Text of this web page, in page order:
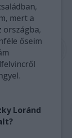
mert a
országba,
őseim
Loránd